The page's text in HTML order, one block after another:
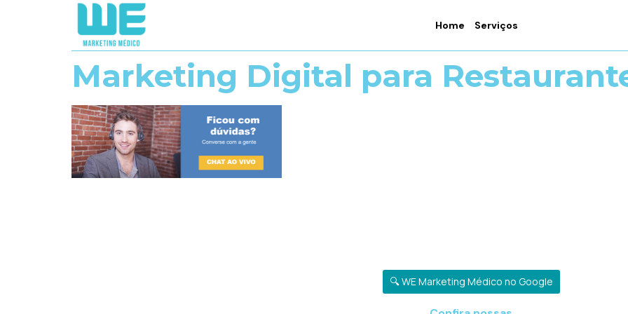
Home Serviços
Marketing Digital para
🔍 WE Marketing Médico no Google